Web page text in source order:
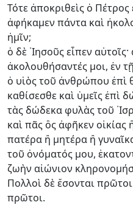
Τότε ἀποκριθεὶς ὁ Πέτρος
ἀφήκαμεν πάντα καὶ
ἡμῖν;
ὁ δὲ ᾿Ιησοῦς εἶπεν
ἀκολουθήσαντές μοι, ἐν
ὁ υἱὸς τοῦ ἀνθρώπου ἐπὶ
καθίσεσθε καὶ ὑμεῖς ἐπὶ
τὰς δώδεκα φυλὰς τοῦ
καὶ πᾶς ὃς ἀφῆκεν
πατέρα ἢ μητέρα ἢ
τοῦ ὀνόματός μου,
ζωὴν αἰώνιον
Πολλοὶ δὲ ἔσονται
πρῶτοι.